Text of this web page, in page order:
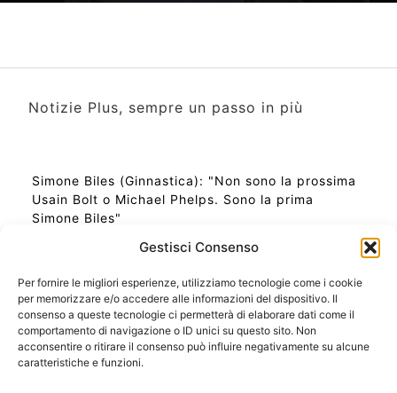
Gestisci Consenso
Per fornire le migliori esperienze, utilizziamo tecnologie come i cookie
per memorizzare e/o accedere alle informazioni del dispositivo. Il
consenso a queste tecnologie ci permetterà di elaborare dati come il
comportamento di navigazione o ID unici su questo sito. Non
acconsentire o ritirare il consenso può influire negativamente su alcune
caratteristiche e funzioni.
Notizie Plus, sempre un passo in più
Simone Biles (Ginnastica): "Non sono la prossima
Usain Bolt o Michael Phelps. Sono la prima
Simone Biles"
Ora Esatta in Italia in questo momento
Ti Senti Strano Ultimamente? Potrebbe Essere per
la Risonanza di Schumann
Come Sapere Se Stai Ascendendo alla Quinta